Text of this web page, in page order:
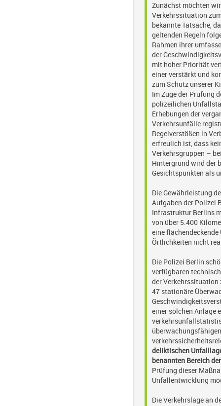
Zunächst möchten
Verkehrssituation
bekannte Tatsache,
geltenden Regeln
Rahmen ihrer
der
mit hoher Priorität
einer verstärkt und
zum Schutz unserer
Im Zuge der Prüfung
polizeilichen
Erhebungen der
Verkehrsunfälle
Regelverstößen in
erfreulich ist, dass
Verkehrsgruppen –
Hintergrund wird der
Gesichtspunkten als
Die Gewährleistung
Aufgaben der Polizei
Infrastruktur Berlins
von über 5.400
eine
Örtlichkeiten nicht
Die Polizei Berlin
verfügbaren
der Verkehrssituation
47 stationäre
einer solchen Anlage
deliktischen
benannten Bereich
Prüfung dieser
Unfallentwicklung
Die Verkehrslage an